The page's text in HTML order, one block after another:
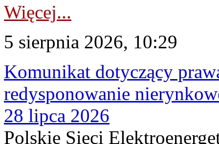
Więcej...
5 sierpnia 2026, 10:29
Komunikat dotyczący
redysponowanie
28 lipca 2026
Polskie Sieci